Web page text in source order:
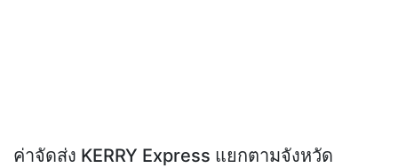
ค่าจัดส่ง KERRY Express แยกตามจังหวัด